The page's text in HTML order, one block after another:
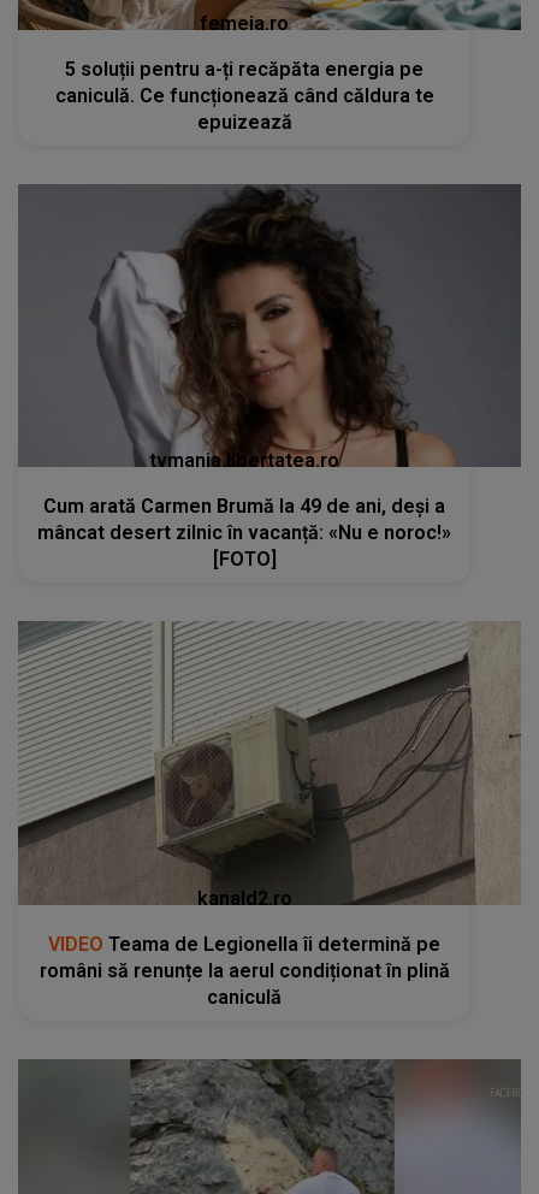
femeia.ro
5 soluții pentru a-ți recăpăta energia pe
caniculă. Ce funcționează când căldura te
epuizează
tvmania.libertatea.ro
Cum arată Carmen Brumă la 49 de ani, deși a
mâncat desert zilnic în vacanță: «Nu e noroc!»
[FOTO]
kanald2.ro
VIDEO Teama de Legionella îi determină pe
români să renunțe la aerul condiționat în plină
caniculă